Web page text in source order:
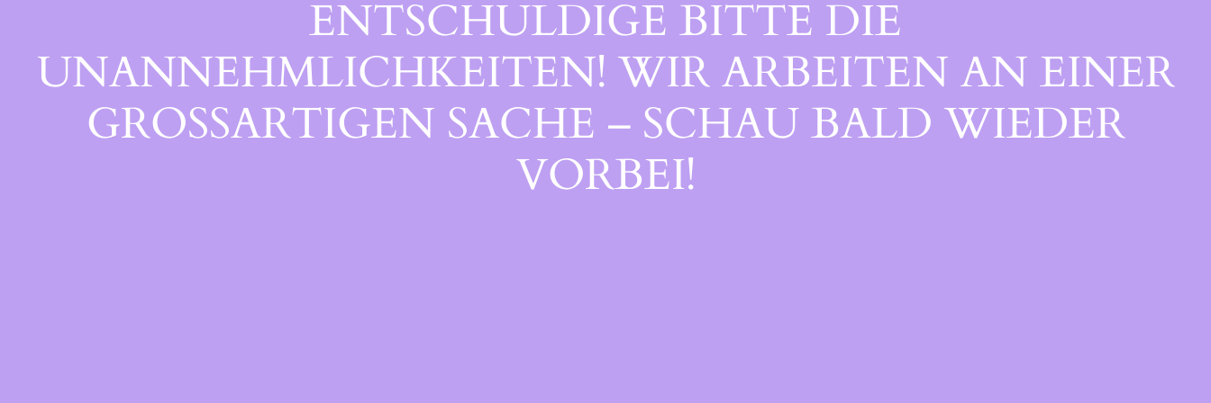
ENTSCHULDIGE BITTE DIE
UNANNEHMLICHKEITEN! WIR ARBEITEN AN EINER
GROSSARTIGEN SACHE – SCHAU BALD WIEDER V
ORBEI!